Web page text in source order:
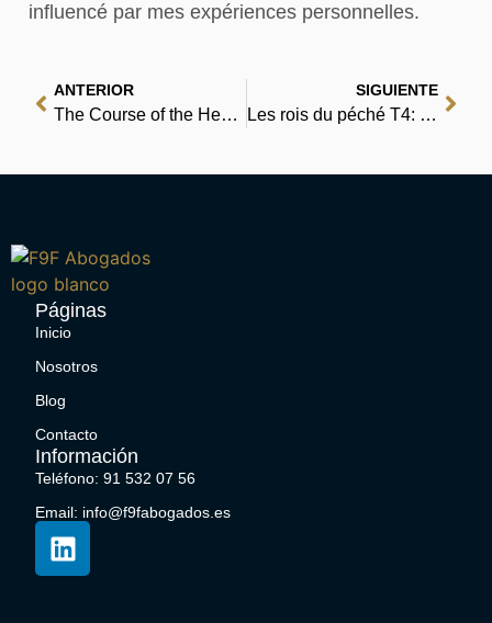
influencé par mes expériences personnelles.
ANTERIOR
The Course of the Heart : eBook [PDF]
SIGUIENTE
Les rois du péché T4: Coeurs sauvages – Livres
Páginas
Inicio
Nosotros
Blog
Contacto
Información
Teléfono: 91 532 07 56
Email: info@f9fabogados.es